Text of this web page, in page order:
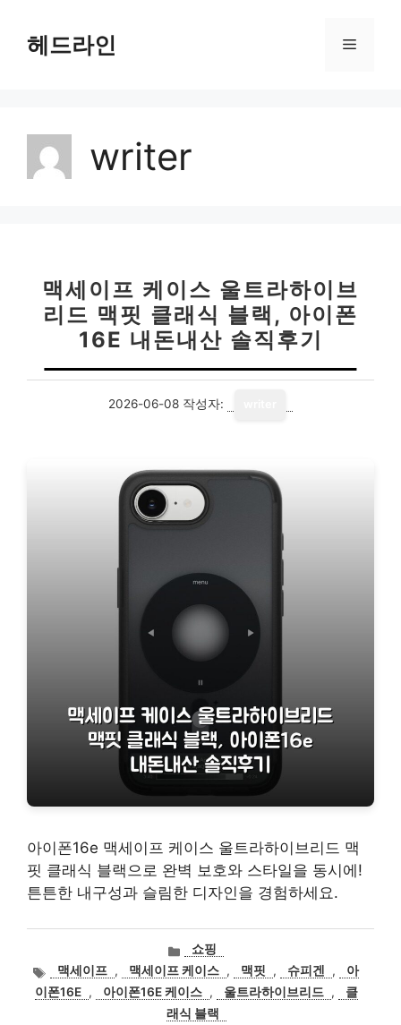
헤드라인 메
writer
맥세이프 케이스 울트라하이브
리드 맥핏 클래식 블랙, 아이폰
16E 내돈내산 솔직후기
2026-06-08 작성자:
아이폰16e 맥세이프 케이스 울트라하이브리드 맥
핏 클래식 블랙으로 완벽 보호와 스타일을 동시에!
튼튼한 내구성과 슬림한 디자인을 경험하세요.
카
테
고
리
쇼핑
태
그
맥세이프 , 맥세이프 케이스 , 맥핏 , 슈피겐 ,
아
이폰16E , 아이폰16E 케이스 , 울트라하이브리드 ,
클
래식 블랙